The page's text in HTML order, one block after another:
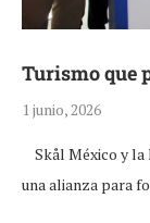
Turismo que
1 junio, 2026
Skål México y la
una alianza para